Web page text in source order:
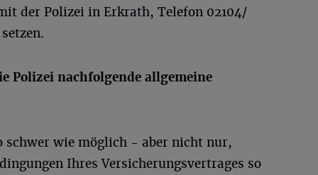
der Polizei in Erkrath, Telefon 02104/
Polizei nachfolgende allgemeine
schwer wie möglich - aber nicht nur,
Ihres Versicherungsvertrages so